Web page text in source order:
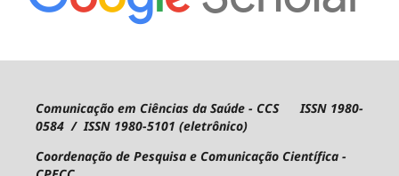
Comunicação em Ciências da Saúde - CCS ISSN 1980-
0584 / ISSN 1980-5101 (eletrônico)
Coordenação de Pesquisa e Comunicação Científica -